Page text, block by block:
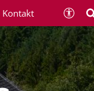
Kontakt